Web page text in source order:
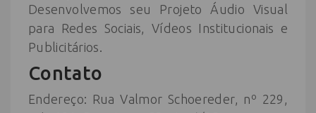
Desenvolvemos seu Projeto Áudio Visual
para Redes Sociais, Vídeos Institucionais e
Publicitários.
Contato
Endereço: Rua Valmor Schoereder, nº 229,